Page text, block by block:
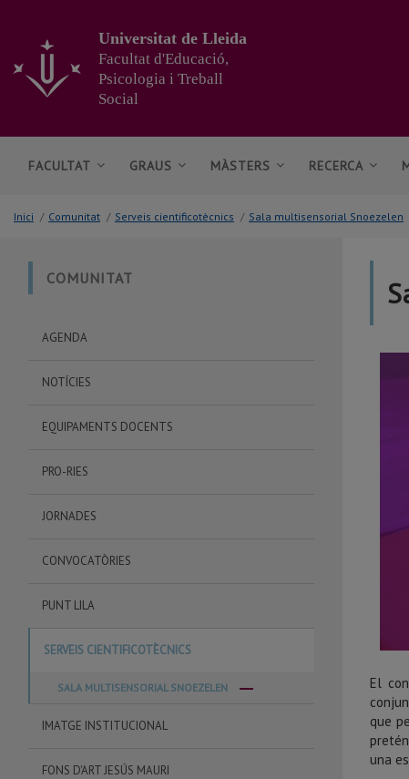
contingut
principal
Universitat de Lleida
Facultat d'Educació,
Psicologia i Treball
Social
FACULTAT GRAUS MÀSTERS RECERCA
Inici / Comunitat / Serveis cientificotècnics / Sala multisensorial Snoezelen
COMUNITAT
AGENDA
NOTÍCIES
EQUIPAMENTS DOCENTS
PRO-RIES
JORNADES
CONVOCATÒRIES
PUNT LILA
SERVEIS CIENTIFICOTÈCNICS
SALA MULTISENSORIAL SNOEZELEN
IMATGE INSTITUCIONAL
FONS D'ART JESÚS MAURI
El
que
una